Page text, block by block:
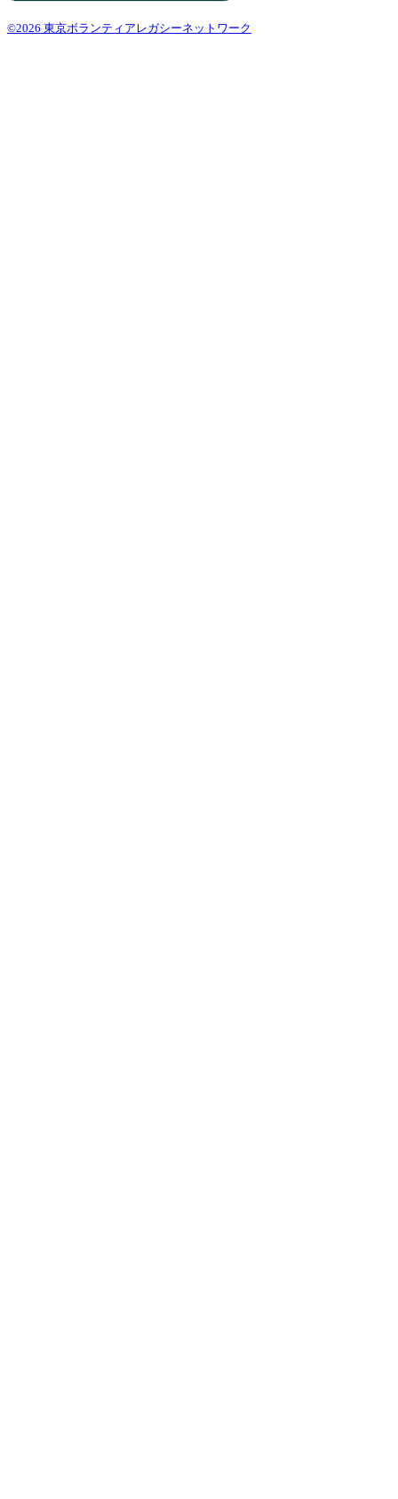
©2026 東京ボランティアレガシーネットワーク